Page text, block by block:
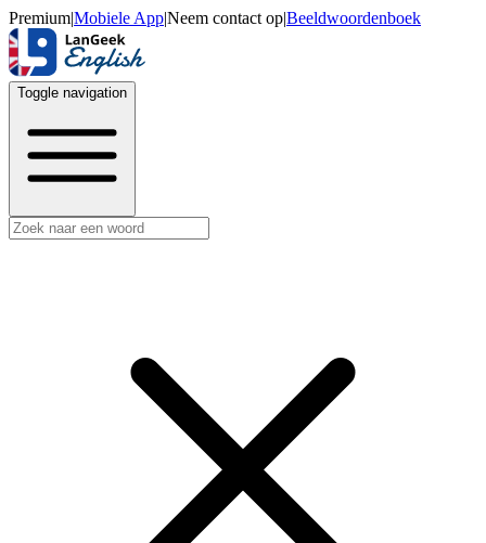
Premium|Mobiele App|Neem contact op|Beeldwoordenboek
Toggle navigation